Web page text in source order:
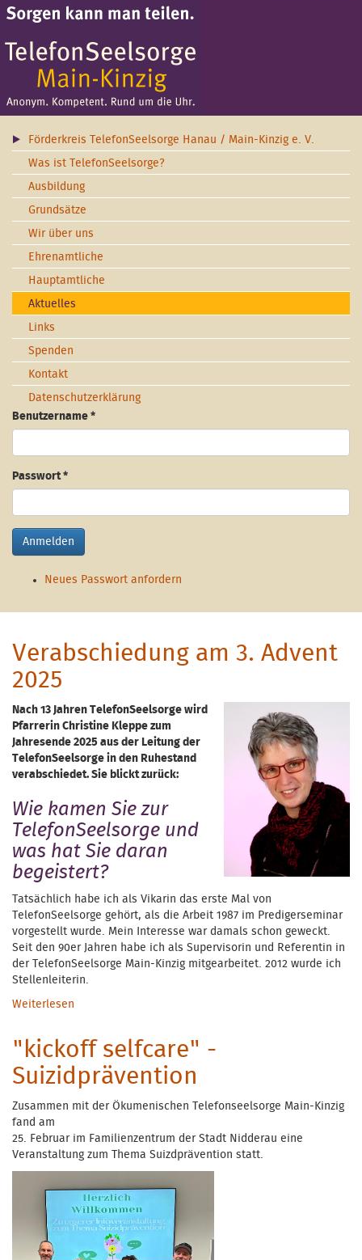
Förderkreis TelefonSeelsorge Hanau / Main-Kinzig e. V.
Was ist TelefonSeelsorge?
Ausbildung
Grundsätze
Wir über uns
Ehrenamtliche
Hauptamtliche
Aktuelles
Links
Spenden
Kontakt
Datenschutzerklärung
Benutzername *
Passwort*
Anmelden
Neues Passwort anfordern
Verabschiedung am 3. Advent
2025
Nach 13 Jahren TelefonSeelsorge wird
Pfarrerin Christine Kleppe zum
Jahresende 2025 aus der Leitung der
TelefonSeelsorge in den Ruhestand
verabschiedet. Sie blickt zurück:
Wie kamen Sie zur
TelefonSeelsorge und
was hat Sie daran
begeistert?
Tatsächlich habe ich als Vikarin das erste Mal von
TelefonSeelsorge gehört, als die Arbeit 1987 im Predigerseminar
vorgestellt wurde. Mein Interesse war damals schon geweckt.
Seit den 90er Jahren habe ich als Supervisorin und Referentin in
der TelefonSeelsorge Main-Kinzig mitgearbeitet. 2012 wurde ich
Stellenleiterin.
Weiterlesen
"kickoff selfcare" -
Suizidprävention
Zusammen mit der Ökumenischen Telefonseelsorge Main-Kinzig
fand am
25. Februar im Familienzentrum der Stadt Nidderau eine
Veranstaltung zum Thema Suizdprävention statt.